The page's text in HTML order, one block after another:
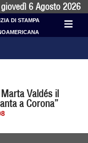
giovedì 6 Agosto 2026
DI STAMPA
Valdés il
a Corona”